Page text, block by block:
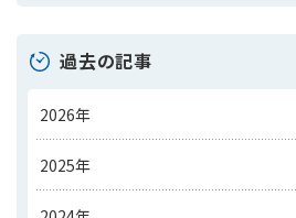
過去の記事